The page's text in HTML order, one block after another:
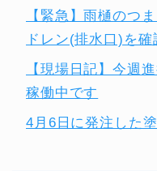
【緊急】雨樋のつ
ドレン(排水口)を確
【現場日記】今週
稼働中です
4月6日に発注した